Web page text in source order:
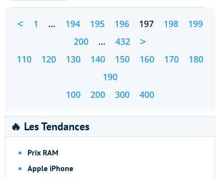
< 1 … 194 195 196 197 198
199
200
… 432 >
110 120 130 140 150 160 170
180
190
100
200 300 400
🔥 Les Tendances
Prix RAM
Apple iPhone